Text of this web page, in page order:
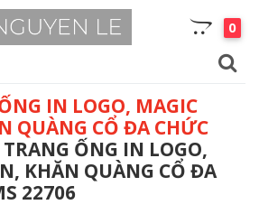
0
IN LOGO, MAGIC
QUÀNG CỔ ĐA CHỨC
ỐNG IN LOGO,
KHĂN QUÀNG CỔ ĐA
22706